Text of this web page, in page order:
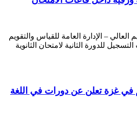
العالي – الإدارة العامة للقياس والتقويم
للدورة الثانية لامتحان الثانوية
في غزة تعلن عن دورات في اللغة